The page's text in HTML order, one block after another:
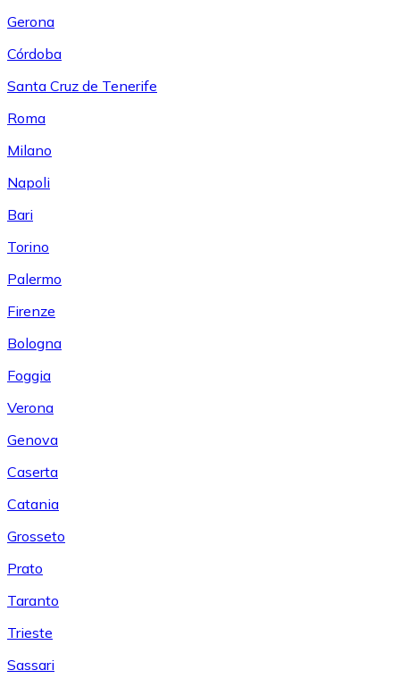
Gerona
Córdoba
Santa Cruz de Tenerife
Roma
Milano
Napoli
Bari
Torino
Palermo
Firenze
Bologna
Foggia
Verona
Genova
Caserta
Catania
Grosseto
Prato
Taranto
Trieste
Sassari